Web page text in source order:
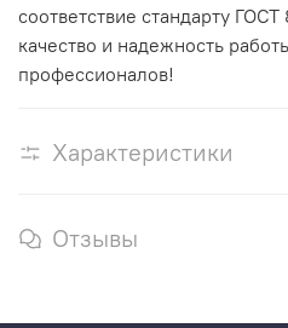
соответствие стандарту
качество и надежность
профессионалов!
Характеристики
Отзывы